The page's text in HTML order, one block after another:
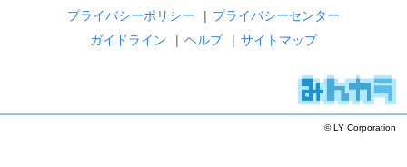
プライバシーポリシー
| プライバシーセンター
ガイドライン
| ヘルプ | サイトマップ
© LY Corporation